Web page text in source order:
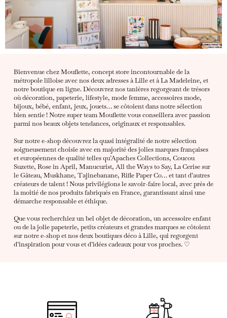
Bienvenue chez Mouflette, concept store incontournable de la
métropole lilloise avec nos deux adresses à Lille et à La Madeleine, et
notre boutique en ligne. Découvrez nos tanières regorgeant de trésors
où décoration, papeterie, lifestyle, mode femme, accessoires mode,
bijoux, bébé, enfant, jeux, jouets… se côtoient dans notre sélection
bien sentie ! Notre super team Mouflette vous conseillera avec passion
parmi nos beaux objets tendances, originaux et responsables.
Sur notre e-shop découvrez la quasi intégralité de notre sélection
soigneusement choisie avec en majorité des jolies marques françaises
et européennes de qualité telles qu’Apaches Collections, Coucou
Suzette, Rose in April, Manucurist, All the Ways to Say, La Cerise sur
le Gâteau, Muskhane, Tajinebanane, Rifle Paper Co… et tant d’autres
créateurs de talent ! Nous privilégions le savoir-faire local, avec près de
la moitié de nos produits fabriqués en France, garantissant ainsi une
démarche responsable et éthique.
Que vous recherchiez un bel objet de décoration, un accessoire enfant
ou de la jolie papeterie, petits créateurs et grandes marques se côtoient
sur notre e-shop et nos deux boutiques déco à Lille, qui regorgent
d’inspiration pour vous et d’idées cadeaux pour vos proches. ♡